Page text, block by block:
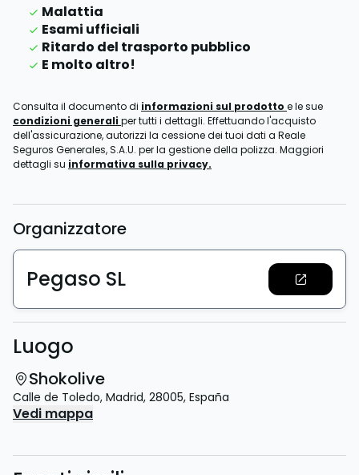
Malattia
Esami ufficiali
Ritardo del trasporto pubblico
E molto altro!
Consulta il documento di informazioni sul prodotto e le sue
condizioni generali per tutti i dettagli. Effettuando l'acquisto
dell'assicurazione, autorizzi la cessione dei tuoi dati a Reale
Seguros Generales, S.A.U. per la gestione della polizza. Maggiori
dettagli su informativa sulla privacy.
Organizzatore
Pegaso SL
Luogo
Shokolive
Calle de Toledo, Madrid, 28005, España
Vedi mappa